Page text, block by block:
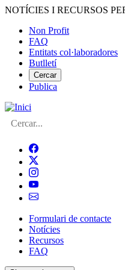
Vés
contingut
NOTÍCIES I RECURSOS
Menú
del
compte
d'usuari
Non Profit
FAQ
Entitats col·laboradores
Butlletí
Cercar
Publica
Cerca
Navegació
principal
de
Formulari de contacte
Notícies
Recursos
FAQ